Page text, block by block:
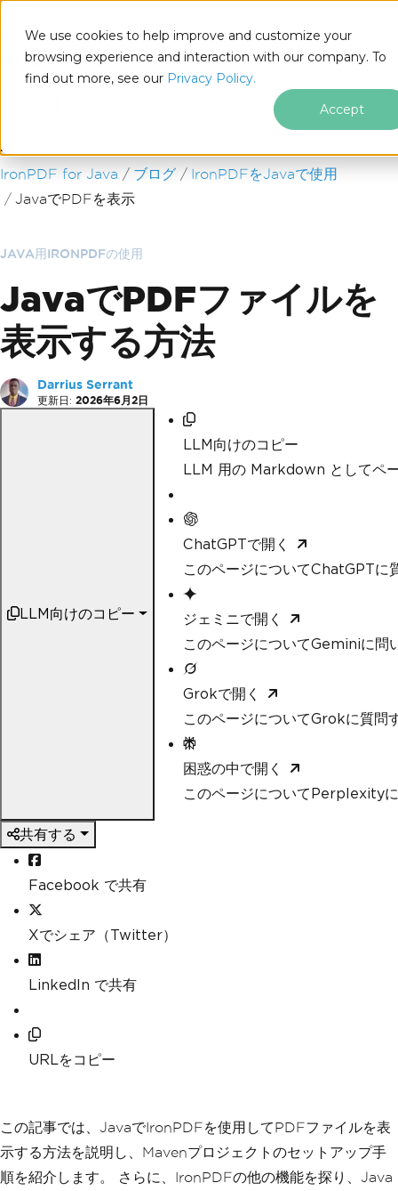
We use cookies to help improve and customize your
browsing experience and interaction with our company. To
find out more, see our Privacy Policy.
Accept
フッターコンテンツにスキップ
IronPDF for Java ブログ
IronPDFをJavaで使用
JavaでPDFを表示
JAVA用IRONPDFの使用
JavaでPDFファイルを
表示する方法
Darrius Serrant
更新日: 2026年6月2日
LLM向けのコピー
LLM向けのコピー
LLM 用の Markdown としてペ
ChatGPTで開く
このページについてChatGPTに
ジェミニで開く
このページについてGeminiに問
Grokで開く
このページについてGrokに質問
困惑の中で開く
このページについてPerplexity
共有する
Facebook で共有
Xでシェア（Twitter）
LinkedIn で共有
URLをコピー
この記事では、JavaでIronPDFを使用してPDFファイルを表
示する方法を説明し、Mavenプロジェクトのセットアップ手
順を紹介します。 さらに、IronPDFの他の機能を探り、Java